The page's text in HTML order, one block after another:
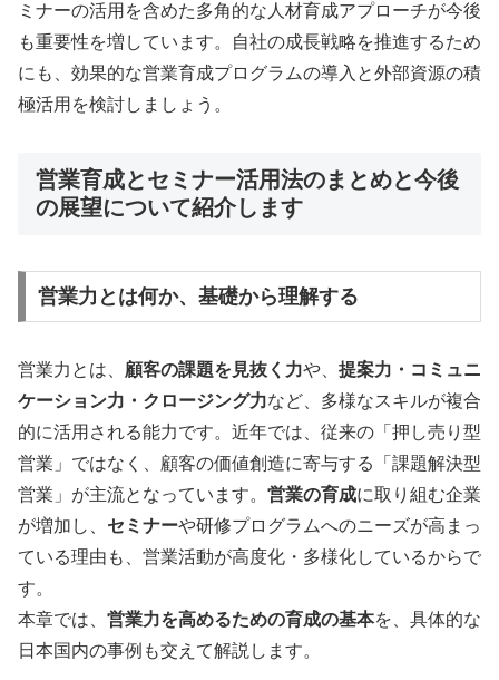
ミナーの活用を含めた多角的な人材育成アプローチが今後
も重要性を増しています。自社の成長戦略を推進するため
にも、効果的な営業育成プログラムの導入と外部資源の積
極活用を検討しましょう。
営業育成とセミナー活用法のまとめと今後
の展望について紹介します
営業力とは何か、基礎から理解する
営業力とは、 顧客の課題を見抜く力や、 提案力・コミュニ
ケーション力・クロージング力など、多様なスキルが複合
的に活用される能力です。近年では、従来の「押し売り型
営業」ではなく、顧客の価値創造に寄与する「課題解決型
営業」が主流となっています。 営業の育成に取り組む企業
が増加し、 セミナーや研修プログラムへのニーズが高まっ
ている理由も、営業活動が高度化・多様化しているからで
す。
本章では、 営業力を高めるための育成の基本を、具体的な
日本国内の事例も交えて解説します。